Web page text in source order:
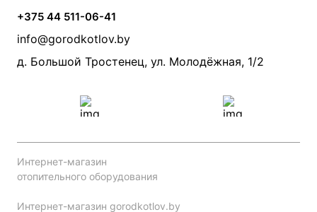
Камины и печи
Дымоходы
Акции
Производители
Монтаж систем отопления
Прайс по монтажу систем отопления
Проект систем отопления
+375 44 511-06-41
info@gorodkotlov.by
д. Большой Тростенец, ул. Молодёжная, 1/2
Интернет-магазин
отопительного оборудования
Интернет-магазин gorodkotlov.by